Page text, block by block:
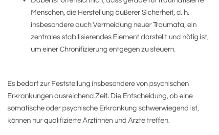
Menschen, die Herstellung äußerer Sicherheit, d. h.
insbesondere auch Vermeidung neuer Traumata, ein
zentrales stabilisierendes Element darstellt und nötig ist,
um einer Chronifizierung entgegen zu steuern.
Es bedarf zur Feststellung insbesondere von psychischen
Erkrankungen ausreichend Zeit. Die Entscheidung, ob eine
somatische oder psychische Erkrankung schwerwiegend ist,
können nur qualifizierte Ärztinnen und Ärzte treffen.